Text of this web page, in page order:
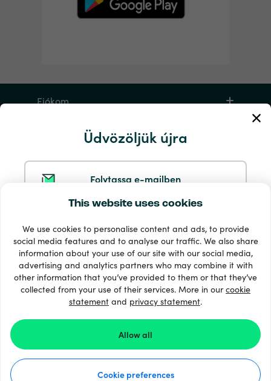
This website uses cookies
We use cookies to personalise content and ads, to provide
social media features and to analyse our traffic. We also share
information about your use of our site with our social media,
advertising and analytics partners who may combine it with
other information that you’ve provided to them or that they’ve
collected from your use of their services. More in ourcookie
statement and privacy statement.
Allow all
Cookie preferences
Üdvözöljük újra
Folytassa e-mailben
Folytatás a Facebookkal
Folytatás az Apple-lel
A Recharge.com oldalra történő bejelentkezéssel Ön
elfogadja aFeltételek és feltételekés aAdatvédelmi
Nyilatkozatoldalainkat.
Fiókom
Szerviz és segítség
33 + fizetési módok
Lásd mindet
© 2026 Recharge.com